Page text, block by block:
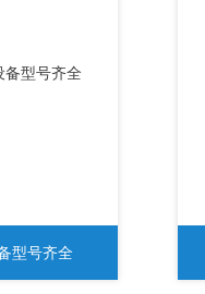
型号齐全